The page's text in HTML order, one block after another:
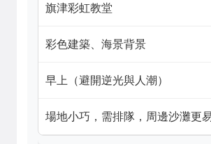
旗津彩虹教堂
彩色建築、海景背景
早上（避開逆光與人潮）
場地小巧，需排隊，周邊沙灘更易